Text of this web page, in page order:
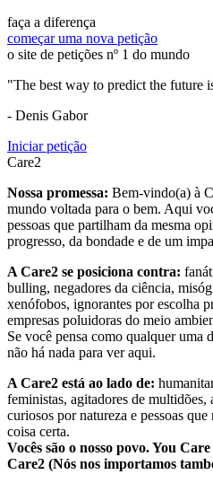
faça a diferença
começar uma nova petição
o site de petições nº 1 do mundo
"The best way to predict the future
- Denis Gabor
Iniciar petição
Care2
Nossa promessa: Bem-vindo(a) à
mundo voltada para o bem. Aqui
pessoas que partilham da mesma
progresso, da bondade e de um
A Care2 se posiciona contra:
bulling, negadores da ciência,
xenófobos, ignorantes por escolha
empresas poluidoras do meio
Se você pensa como qualquer uma
não há nada para ver aqui.
A Care2 está ao lado de:
feministas, agitadores de multidões,
curiosos por natureza e pessoas
coisa certa.
Vocês são o nosso povo. You
Care2 (Nós nos importamos